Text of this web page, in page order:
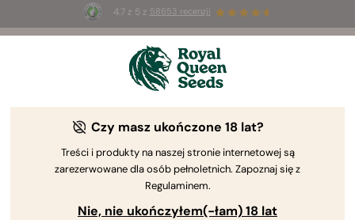
4.7 z 5 z 58653 recenzji
Summer Sales: do 50% zniżki
na wybrane produkty ⏤
Czy masz ukończone 18 lat?
Treści i produkty na naszej stronie internetowej są
zarezerwowane dla osób pełnoletnich. Zapoznaj się z
Regulaminem.
Nie, nie ukończyłem(-łam) 18 lat